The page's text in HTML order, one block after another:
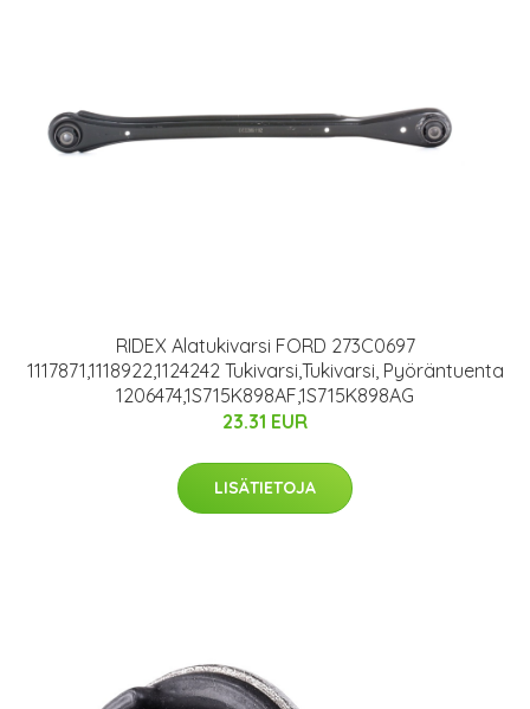
RIDEX Alatukivarsi FORD 273C0697
1117871,1118922,1124242 Tukivarsi,Tukivarsi, Pyöräntuenta
1206474,1S715K898AF,1S715K898AG
23.31 EUR
LISÄTIETOJA